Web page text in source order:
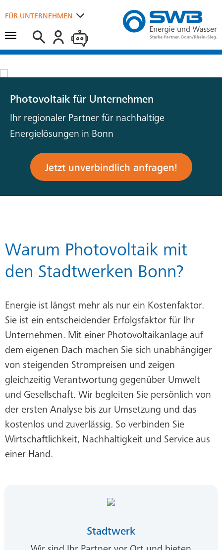
FÜR UNTERNEHMEN
FÜR ZUHAUSE
Hauptmenü öffnen
Suchen
Photovoltaik für Unternehmen
Ihr regionaler Partner für nachhaltige
Energielösungen in Bonn
Jetzt unverbindlich anfragen!
Warum Photovoltaik mit
den Stadtwerken Bonn?
Energie ist längst mehr als nur ein Kostenfaktor.
Sie ist ein entscheidender Erfolgsfaktor für Ihr
Unternehmen. Mit einer Photovoltaikanlage auf
dem eigenen Dach machen Sie sich unabhängiger
von steigenden Strompreisen und zeigen
gleichzeitig Verantwortung gegenüber Umwelt
und Gesellschaft. Wir begleiten Sie persönlich von
der ersten Analyse bis zur Umsetzung und das
kostenlos und zuverlässig. So verbinden Sie
Wirtschaftlichkeit, Nachhaltigkeit und Service aus
einer Hand.
Stadtwerk